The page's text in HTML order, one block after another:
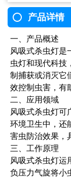
产品详情
一、产品概述
风吸式杀虫灯是
虫灯和现代科技
制捕获或消灭它
效控制虫害，有
二、应用领域
风吸式杀虫灯可
环境卫生中，还
害虫防治效果，
三、工作原理
风吸式杀虫灯运
负压力气旋将小